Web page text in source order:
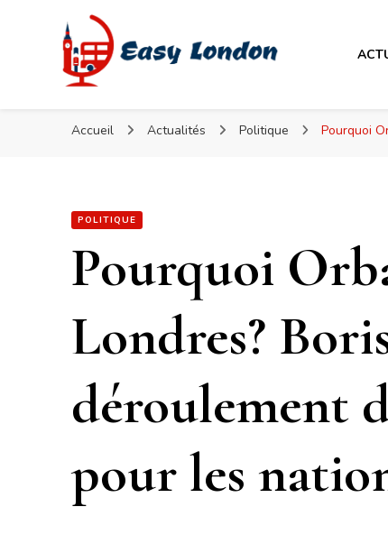
Easy London
Easy London
Accueil Actualités Politique Pourquoi
POLITIQUE
Pourquoi
Londres?
déroulement
pour les